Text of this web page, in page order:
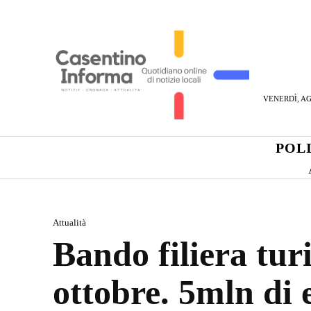
VENERDÌ,
Attualità
Bando filiera
ottobre. 5mln di